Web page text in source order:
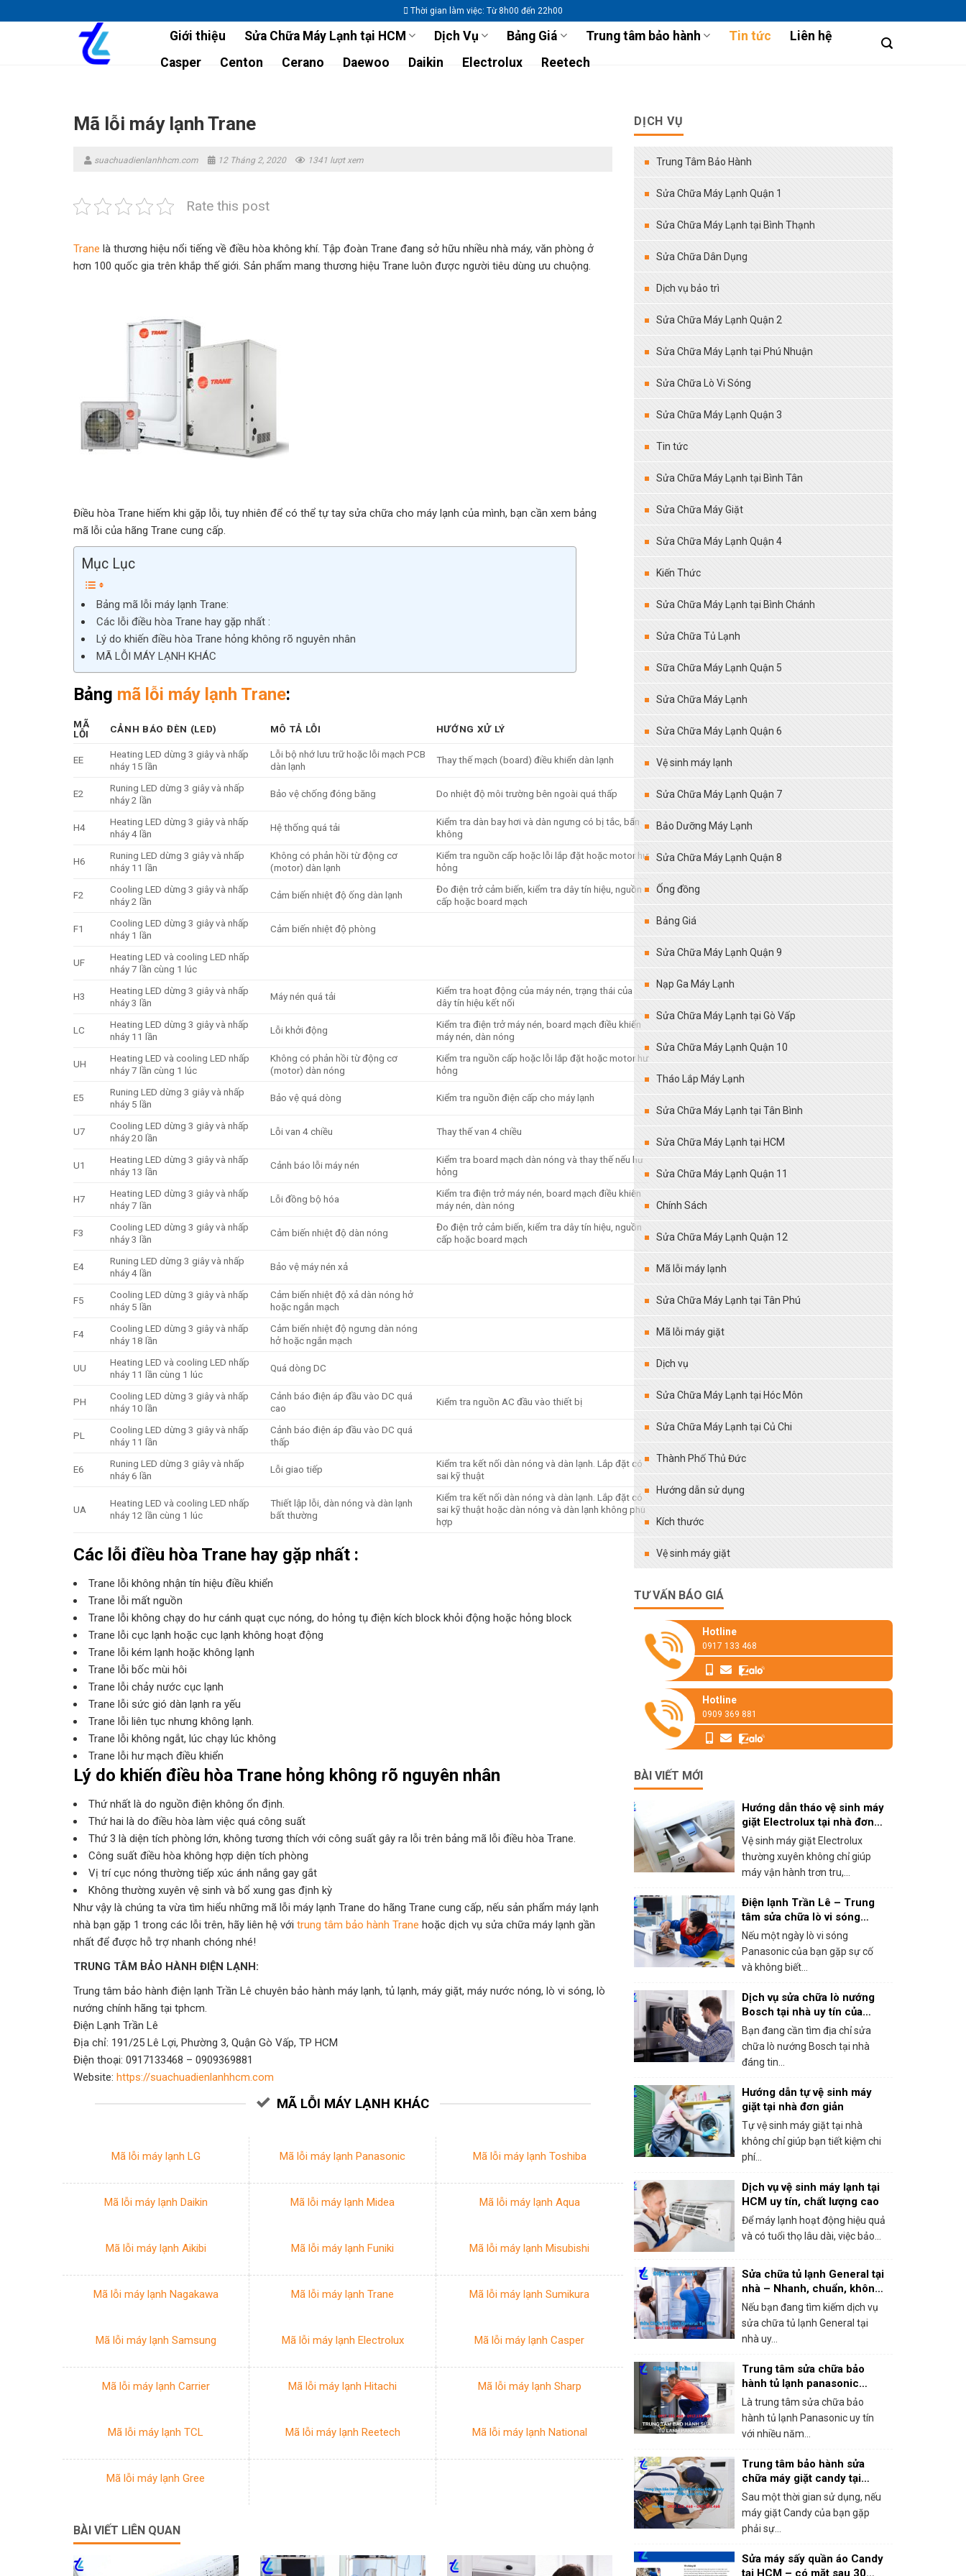
to
Thời gian làm việc: Từ 8h00 đến 22h00
Giới thiệu Sửa Chữa Máy Lạnh tại HCM Dịch Vụ Bảng Giá Trung tâm bảo hành Tin tức
Liên hệ
Casper
Centon Cerano Daewoo Daikin Electrolux Reetech
Mã lỗi máy lạnh Trane
suachuadienlanhhcm.com 12 Tháng 2, 2020 1341 lượt xem
Rate this post
Trane là thương hiệu nổi tiếng về điều hòa không khí. Tập đoàn Trane đang sở hữu nhiều nhà máy, văn phòng ở
hơn 100 quốc gia trên khắp thế giới. Sản phẩm mang thương hiệu Trane luôn được người tiêu dùng ưu chuộng.
Điều hòa Trane hiếm khi gặp lỗi, tuy nhiên để có thể tự tay sửa chữa cho máy lạnh của mình, bạn cần xem bảng
mã lỗi của hãng Trane cung cấp.
Mục Lục
Bảng mã lỗi máy lạnh Trane:
Các lỗi điều hòa Trane hay gặp nhất :
Lý do khiến điều hòa Trane hỏng không rõ nguyên nhân
MÃ LỖI MÁY LẠNH KHÁC
Bảng mã lỗi máy lạnh Trane:
MÃ
LỖI
CẢNH BÁO ĐÈN (LED) MÔ TẢ LỖI HƯỚNG XỬ LÝ
EE
Heating LED dừng 3 giây và nhấp
nháy 15 lần
Lỗi bộ nhớ lưu trữ hoặc lỗi mạch PCB
dàn lạnh
Thay thế mạch (board) điều khiển dàn lạnh
E2
Runing LED dừng 3 giây và nhấp
nháy 2 lần
Bảo vệ chống đóng băng Do nhiệt độ môi trường bên ngoài quá thấp
H4
Heating LED dừng 3 giây và nhấp
nháy 4 lần
Hệ thống quá tải
Kiểm tra dàn bay hơi và dàn ngưng có bị tắc, bẩn
không
H6
Runing LED dừng 3 giây và nhấp
nháy 11 lần
Không có phản hồi từ động cơ
(motor) dàn lạnh
Kiểm tra nguồn cấp hoặc lỗi lắp đặt hoặc motor hư
hỏng
F2
Cooling LED dừng 3 giây và nhấp
nháy 2 lần
Cảm biến nhiệt độ ống dàn lạnh
Đo điện trở cảm biến, kiểm tra dây tín hiệu, nguồn
cấp hoặc board mạch
F1
Cooling LED dừng 3 giây và nhấp
nháy 1 lần
Cảm biến nhiệt độ phòng
UF
Heating LED và cooling LED nhấp
nháy 7 lần cùng 1 lúc
H3
Heating LED dừng 3 giây và nhấp
nháy 3 lần
Máy nén quá tải
Kiểm tra hoạt động của máy nén, trạng thái của
dây tín hiệu kết nối
LC
Heating LED dừng 3 giây và nhấp
nháy 11 lần
Lỗi khởi động
Kiểm tra điện trở máy nén, board mạch điều khiển
máy nén, dàn nóng
UH
Heating LED và cooling LED nhấp
nháy 7 lần cùng 1 lúc
Không có phản hồi từ động cơ
(motor) dàn nóng
Kiểm tra nguồn cấp hoặc lỗi lắp đặt hoặc motor hư
hỏng
E5
Runing LED dừng 3 giây và nhấp
nháy 5 lần
Bảo vệ quá dòng Kiểm tra nguồn điện cấp cho máy lạnh
U7
Cooling LED dừng 3 giây và nhấp
nháy 20 lần
Lỗi van 4 chiều Thay thế van 4 chiều
U1
Heating LED dừng 3 giây và nhấp
nháy 13 lần
Cảnh báo lỗi máy nén
Kiểm tra board mạch dàn nóng và thay thế nếu hư
hỏng
H7
Heating LED dừng 3 giây và nhấp
nháy 7 lần
Lỗi đồng bộ hóa
Kiểm tra điện trở máy nén, board mạch điều khiển
máy nén, dàn nóng
F3
Cooling LED dừng 3 giây và nhấp
nháy 3 lần
Cảm biến nhiệt độ dàn nóng
Đo điện trở cảm biến, kiểm tra dây tín hiệu, nguồn
cấp hoặc board mạch
E4
Runing LED dừng 3 giây và nhấp
nháy 4 lần
Bảo vệ máy nén xả
F5
Cooling LED dừng 3 giây và nhấp
nháy 5 lần
Cảm biến nhiệt độ xả dàn nóng hở
hoặc ngắn mạch
F4
Cooling LED dừng 3 giây và nhấp
nháy 18 lần
Cảm biến nhiệt độ ngưng dàn nóng
hở hoặc ngắn mạch
UU
Heating LED và cooling LED nhấp
nháy 11 lần cùng 1 lúc
Quá dòng DC
PH
Cooling LED dừng 3 giây và nhấp
nháy 10 lần
Cảnh báo điện áp đầu vào DC quá
cao
Kiểm tra nguồn AC đầu vào thiết bị
PL
Cooling LED dừng 3 giây và nhấp
nháy 11 lần
Cảnh báo điện áp đầu vào DC quá
thấp
E6
Runing LED dừng 3 giây và nhấp
nháy 6 lần
Lỗi giao tiếp
Kiểm tra kết nối dàn nóng và dàn lạnh. Lắp đặt có
sai kỹ thuật
UA
Heating LED và cooling LED nhấp
nháy 12 lần cùng 1 lúc
Thiết lập lỗi, dàn nóng và dàn lạnh
bất thường
Kiểm tra kết nối dàn nóng và dàn lạnh. Lắp đặt có
sai kỹ thuật hoặc dàn nóng và dàn lạnh không phù
hợp
Các lỗi điều hòa Trane hay gặp nhất :
Trane lỗi không nhận tín hiệu điều khiển
Trane lỗi mất nguồn
Trane lỗi không chạy do hư cánh quạt cục nóng, do hỏng tụ điện kích block khỏi động hoặc hỏng block
Trane lỗi cục lạnh hoặc cục lạnh không hoạt động
Trane lỗi kém lạnh hoặc không lạnh
Trane lỗi bốc mùi hôi
Trane lỗi chảy nước cục lạnh
Trane lỗi sức gió dàn lạnh ra yếu
Trane lỗi liên tục nhưng không lạnh.
Trane lỗi không ngắt, lúc chạy lúc không
Trane lỗi hư mạch điều khiển
Lý do khiến điều hòa Trane hỏng không rõ nguyên nhân
Thứ nhất là do nguồn điện không ổn định.
Thứ hai là do điều hòa làm việc quá công suất
Thứ 3 là diện tích phòng lớn, không tương thích với công suất gây ra lỗi trên bảng mã lỗi điều hòa Trane.
Công suất điều hòa không hợp diện tích phòng
Vị trí cục nóng thường tiếp xúc ánh nắng gay gắt
Không thường xuyên vệ sinh và bổ xung gas định kỳ
Như vậy là chúng ta vừa tìm hiểu những mã lỗi máy lạnh Trane do hãng Trane cung cấp, nếu sản phẩm máy lạnh
nhà bạn gặp 1 trong các lỗi trên, hãy liên hệ với trung tâm bảo hành Trane hoặc dịch vụ sửa chữa máy lạnh gần
nhất để được hỗ trợ nhanh chóng nhé!
TRUNG TÂM BẢO HÀNH ĐIỆN LẠNH:
Trung tâm bảo hành điện lạnh Trần Lê chuyên bảo hành máy lạnh, tủ lạnh, máy giặt, máy nước nóng, lò vi sóng, lò
nướng chính hãng tại tphcm.
Điện Lạnh Trần Lê
Địa chỉ: 191/25 Lê Lợi, Phường 3, Quận Gò Vấp, TP HCM
Điện thoại: 0917133468 – 0909369881
Website: https://suachuadienlanhhcm.com
MÃ LỖI MÁY LẠNH KHÁC
Mã lỗi máy lạnh LG Mã lỗi máy lạnh Panasonic Mã lỗi máy lạnh Toshiba
Mã lỗi máy lạnh Daikin Mã lỗi máy lạnh Midea Mã lỗi máy lạnh Aqua
Mã lỗi máy lạnh Aikibi Mã lỗi máy lạnh Funiki Mã lỗi máy lạnh Misubishi
Mã lỗi máy lạnh Nagakawa Mã lỗi máy lạnh Trane Mã lỗi máy lạnh Sumikura
Mã lỗi máy lạnh Samsung Mã lỗi máy lạnh Electrolux Mã lỗi máy lạnh Casper
Mã lỗi máy lạnh Carrier Mã lỗi máy lạnh Hitachi Mã lỗi máy lạnh Sharp
Mã lỗi máy lạnh TCL Mã lỗi máy lạnh Reetech Mã lỗi máy lạnh National
Mã lỗi máy lạnh Gree
BÀI VIẾT LIÊN QUAN
DỊCH VỤ
Trung Tâm Bảo Hành
Sửa Chữa Máy Lạnh Quận 1
Sửa Chữa Máy Lạnh tại Bình Thạnh
Sửa Chữa Dân Dụng
Dịch vụ bảo trì
Sửa Chữa Máy Lạnh Quận 2
Sửa Chữa Máy Lạnh tại Phú Nhuận
Sửa Chữa Lò Vi Sóng
Sửa Chữa Máy Lạnh Quận 3
Tin tức
Sửa Chữa Máy Lạnh tại Bình Tân
Sửa Chữa Máy Giặt
Sửa Chữa Máy Lạnh Quận 4
Kiến Thức
Sửa Chữa Máy Lạnh tại Bình Chánh
Sửa Chữa Tủ Lạnh
Sữa Chữa Máy Lạnh Quận 5
Sửa Chữa Máy Lạnh
Sửa Chữa Máy Lạnh Quận 6
Vệ sinh máy lạnh
Sửa Chữa Máy Lạnh Quận 7
Bảo Dưỡng Máy Lạnh
Sửa Chữa Máy Lạnh Quận 8
Ống đồng
Bảng Giá
Sửa Chữa Máy Lạnh Quận 9
Nạp Ga Máy Lạnh
Sửa Chữa Máy Lạnh tại Gò Vấp
Sửa Chữa Máy Lạnh Quận 10
Tháo Lắp Máy Lạnh
Sửa Chữa Máy Lạnh tại Tân Bình
Sửa Chữa Máy Lạnh tại HCM
Sửa Chữa Máy Lạnh Quận 11
Chính Sách
Sửa Chữa Máy Lạnh Quận 12
Mã lỗi máy lạnh
Sửa Chữa Máy Lạnh tại Tân Phú
Mã lỗi máy giặt
Dịch vụ
Sửa Chữa Máy Lạnh tại Hóc Môn
Sửa Chữa Máy Lạnh tại Củ Chi
Thành Phố Thủ Đức
Hướng dẫn sử dụng
Kích thước
Vệ sinh máy giặt
TƯ VẤN BÁO GIÁ
Hotline
0917 133 468
Hotline
0909 369 881
BÀI VIẾT MỚI
Hướng dẫn tháo vệ sinh máy
giặt Electrolux tại nhà đơn
giản
Vệ sinh máy giặt Electrolux
thường xuyên không chỉ giúp
máy vận hành trơn tru,...
Điện lạnh Trần Lê – Trung
tâm sửa chữa lò vi sóng
panasonic tại HCM
Nếu một ngày lò vi sóng
Panasonic của bạn gặp sự cố
và không biết...
Dịch vụ sửa chữa lò nướng
Bosch tại nhà uy tín của
trung tâm bảo hành Bosch
tại HCM
Bạn đang cần tìm địa chỉ sửa
chữa lò nướng Bosch tại nhà
đáng tin...
Hướng dẫn tự vệ sinh máy
giặt tại nhà đơn giản
Tự vệ sinh máy giặt tại nhà
không chỉ giúp bạn tiết kiệm chi
phí...
Dịch vụ vệ sinh máy lạnh tại
HCM uy tín, chất lượng cao
Để máy lạnh hoạt động hiệu quả
và có tuổi thọ lâu dài, việc bảo...
Sửa chữa tủ lạnh General tại
nhà – Nhanh, chuẩn, không
chặt chém!
Nếu bạn đang tìm kiếm dịch vụ
sửa chữa tủ lạnh General tại
nhà uy...
Trung tâm sửa chữa bảo
hành tủ lạnh panasonic
khắc phục mọi sự cố trong 1
lần gọi
Là trung tâm sửa chữa bảo
hành tủ lạnh Panasonic uy tín
với nhiều năm...
Trung tâm bảo hành sửa
chữa máy giặt candy tại
HCM – Giá rẻ, bắt lỗi chính
xác 100%
Sau một thời gian sử dụng, nếu
máy giặt Candy của bạn gặp
phải sự...
Sửa máy sấy quần áo Candy
tại HCM – có mặt sau 30